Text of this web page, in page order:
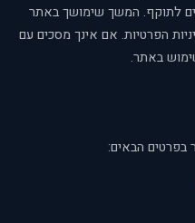
לתוקף. המשך שימושך באתר
הפרטיות. אם אינך מסכים עם
באתר.
בפרטים הבאים: